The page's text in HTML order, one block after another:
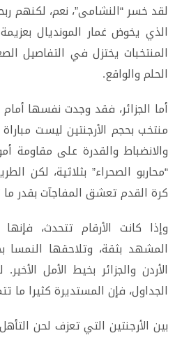
لقد خسر “النشامى”، نعم، لكنهم
الذي يخوض غمار المونديال
المنتخبات يختزل في التفاصيل
الحلم والواقع.
أما الجزائر، فقد وجدت نفسها
منتخب بحجم الأرجنتين ليست
والانضباط والقدرة على مقاومة
“محاربو الصحراء” بثلاثية، لكن
كرة القدم تعشق المفاجآت بقدر
وإذا كانت الأرقام تتحدث،
المشهد بثقة، وتلاحقها النمسا
الأردن والجزائر بخيط الأمل
الجداول، فإن المستديرة كثيرا
بين الأرجنتين التي تعزف لحن